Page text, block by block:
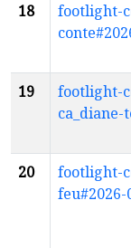
18
footlight-
19
footlight-
ca_diane-
20
footlight-
feu#2026-